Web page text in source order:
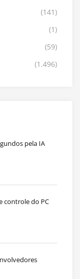
(141)
(1)
(59)
(1.496)
pela IA
controle do PC